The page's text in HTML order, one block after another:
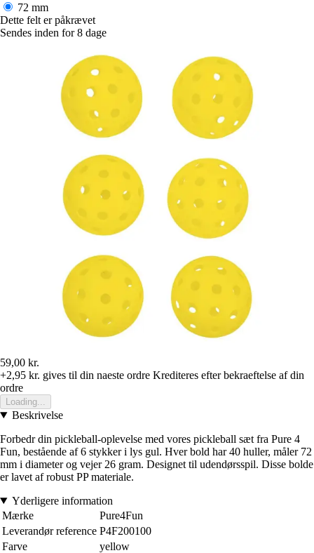
72 mm
Dette felt er påkrævet
Sendes inden for 8 dage
59,00 kr.
+2,95 kr. gives til din naeste ordre Krediteres efter bekraeftelse af din
ordre
Loading...
Beskrivelse
Forbedr din pickleball-oplevelse med vores pickleball sæt fra Pure 4
Fun, bestående af 6 stykker i lys gul. Hver bold har 40 huller, måler 72
mm i diameter og vejer 26 gram. Designet til udendørsspil. Disse bolde
er lavet af robust PP materiale.
Yderligere information
Mærke
Pure4Fun
Leverandør reference P4F200100
Farve
yellow